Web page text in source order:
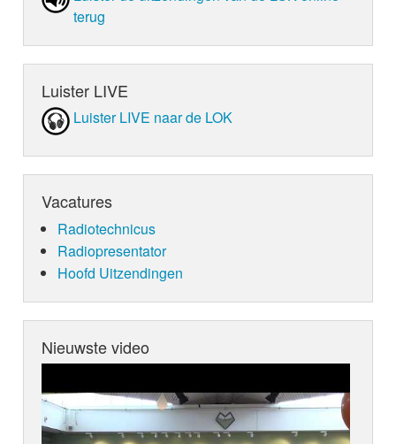
terug
Luister LIVE
Luister LIVE naar de LOK
Vacatures
Radiotechnicus
Radiopresentator
Hoofd Uitzendingen
Nieuwste video